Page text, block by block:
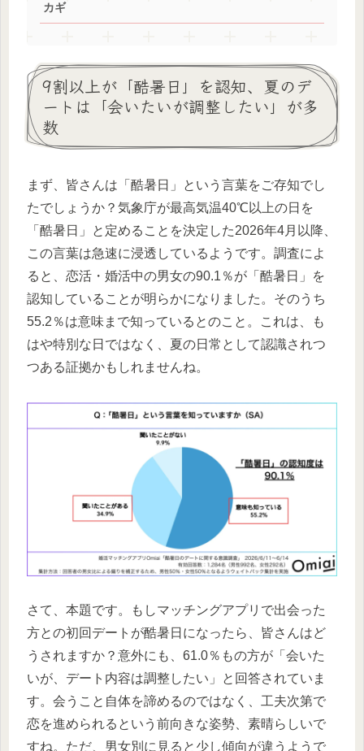
カギ
9割以上が「酷暑日」を認知、夏のデ
ートは「会いたいが調整したい」が多
数
まず、皆さんは「酷暑日」という言葉をご存知でし
たでしょうか？気象庁が最高気温40℃以上の日を
「酷暑日」と定めることを決定した2026年4月以降、
この言葉は急速に浸透しているようです。調査によ
ると、恋活・婚活中の男女の90.1％が「酷暑日」を
認知していることが明らかになりました。そのうち
55.2％は意味まで知っているとのこと。これは、も
はや特別な日ではなく、夏の日常として認識されつ
つある証拠かもしれませんね。
さて、本題です。もしマッチングアプリで出会った
方との初回デートが酷暑日になったら、皆さんはど
うされますか？意外にも、61.0％もの方が「会いた
いが、デート内容は調整したい」と回答されていま
す。会うこと自体を諦めるのではなく、工夫次第で
恋を進められるという前向きな姿勢、素晴らしいで
すね。ただ、男女別に見ると少し傾向が違うようで